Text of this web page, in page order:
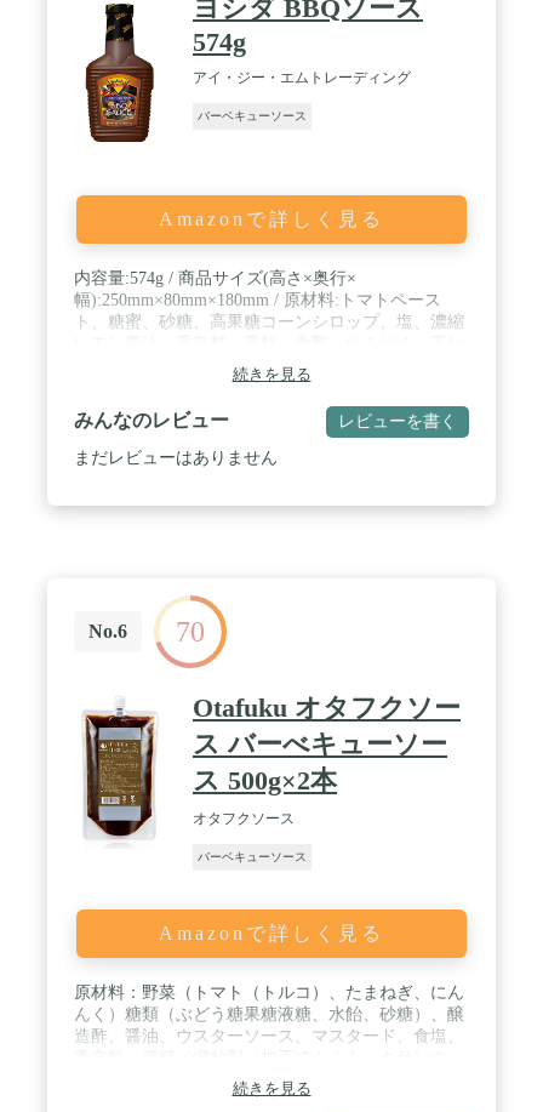
ヨシダ BBQソース
574g
アイ・ジー・エムトレーディング
バーベキューソース
Amazonで詳しく見る
内容量:574g / 商品サイズ(高さ×奥行×
幅):250mm×80mm×180mm / 原材料:トマトペース
ト、糖蜜、砂糖、高果糖コーンシロップ、塩、濃縮
ぎ、ドライイースト、増粘剤(加工デンプン)
続きを見る
みんなのレビュー レビューを書く
まだレビューはありません
No.6 70
Otafuku オタフクソー
ス バーべキューソー
ス 500g×2本
オタフクソース
バーベキューソース
Amazonで詳しく見る
原材料：野菜（トマト（トルコ）、たまねぎ、にん
んく）糖類（ぶどう糖果糖液糖、水飴、砂糖）、醸
造酢、醤油、ウスターソース、マスタード、食塩、
ン）、くん液、着色料（カラメル、ウコン）、（一
部に小麦・大豆・りんごを含む） / 商品サイズ(高さ
続きを見る